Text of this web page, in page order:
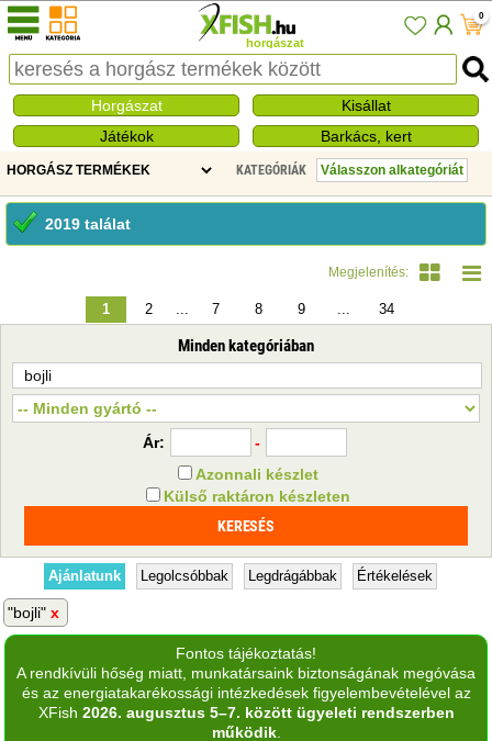
horgászat
0
Horgászat
Kisállat
Játékok
Barkács, kert
KATEGÓRIÁK
2019 találat
Megjelenítés:
1 2 ... 7 8 9 ... 34
Minden kategóriában
Ár:
-
Azonnali készlet
Külső raktáron készleten
Ajánlatunk Legolcsóbbak Legdrágábbak Értékelések
"bojli"
Fontos tájékoztatás!
A rendkívüli hőség miatt, munkatársaink biztonságának megóvása
és az energiatakarékossági intézkedések figyelembevételével az
XFish 2026. augusztus 5–7. között ügyeleti rendszerben
működik.